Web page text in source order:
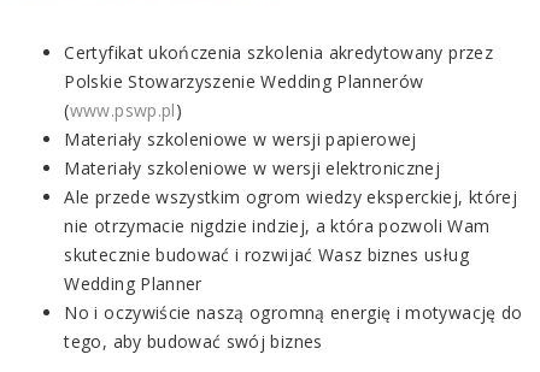
Certyfikat ukończenia szkolenia akredytowany przez
Polskie Stowarzyszenie Wedding Plannerów
(www.pswp.pl)
Materiały szkoleniowe w wersji papierowej
Materiały szkoleniowe w wersji elektronicznej
Ale przede wszystkim ogrom wiedzy eksperckiej, której
nie otrzymacie nigdzie indziej, a która pozwoli Wam
skutecznie budować i rozwijać Wasz biznes usług
Wedding Planner
No i oczywiście naszą ogromną energię i motywację do
tego, aby budować swój biznes